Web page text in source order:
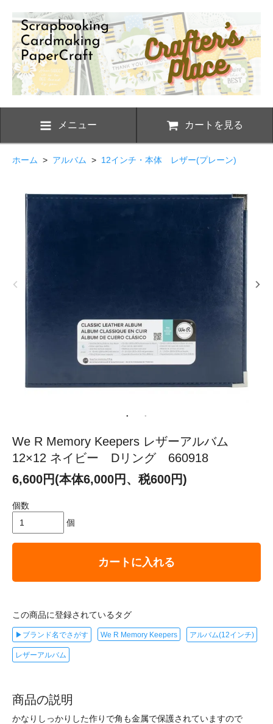
メニュー カートを見る
ホーム > アルバム > 12インチ・本体 レザー(プレーン)
We R Memory Keepers レザーアルバム
12×12 ネイビー Dリング 660918
6,600円(本体6,000円、税600円)
個数
個
カートに入れる
この商品に登録されているタグ
▶ブランド名でさがす We R Memory Keepers アルバム(12インチ)
レザーアルバム
商品の説明
かなりしっかりした作りで角も金属で保護されていますので